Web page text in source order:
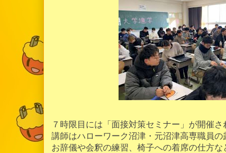
７時限目には「面接対策セミナー」が開催さ
講師はハローワーク沼津・元沼津高専職員
お辞儀や会釈の練習、椅子への着席の仕方